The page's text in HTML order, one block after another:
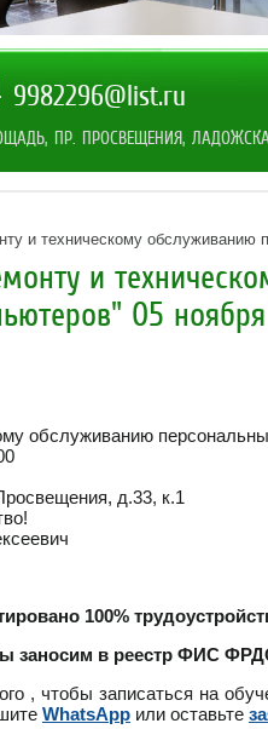
9982296@list.ru
ПР. ПРОСВЕЩЕНИЯ,
и техническому обслуживанию
и
05
обслуживанию
д.33, к.1
100%
заносим в реестр ФИС
, чтобы записаться на
WhatsApp или оставьте